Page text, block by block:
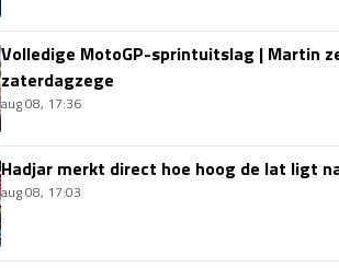
Volledige MotoGP-sprintuitslag | Martin
zaterdagzege
aug 08, 17:36
Hadjar merkt direct hoe hoog de lat ligt
aug 08, 17:03